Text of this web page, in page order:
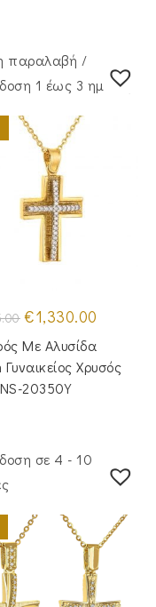
παραλαβή /
1 έως 3 ημέρες
Original
price
was:
€1,575.00.
€1,330.00
είναι:
€1,330.00.
Mε Aλυσίδα
Χρυσός
20350Y
σε 4 - 10